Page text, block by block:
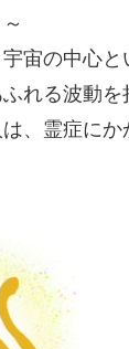
宇宙の中心
れる波動を
、霊症に